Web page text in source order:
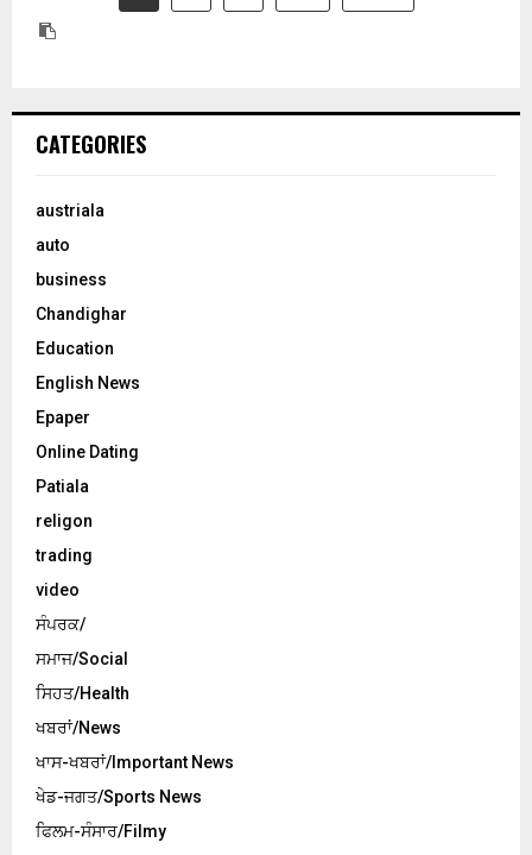
CATEGORIES
austriala
auto
business
Chandighar
Education
English News
Epaper
Online Dating
Patiala
religon
trading
video
ਸੰਪਰਕ/
ਸਮਾਜ/Social
ਸਿਹਤ/Health
ਖਬਰਾਂ/News
ਖਾਸ-ਖਬਰਾਂ/Important News
ਖੇਡ-ਜਗਤ/Sports News
ਫਿਲਮ-ਸੰਸਾਰ/Filmy